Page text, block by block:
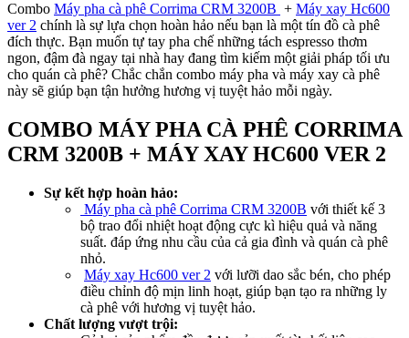
Combo Máy pha cà phê Corrima CRM 3200B + Máy xay Hc600
ver 2 chính là sự lựa chọn hoàn hảo nếu bạn là một tín đồ cà phê
đích thực. Bạn muốn tự tay pha chế những tách espresso thơm
ngon, đậm đà ngay tại nhà hay đang tìm kiếm một giải pháp tối ưu
cho quán cà phê? Chắc chắn combo máy pha và máy xay cà phê
này sẽ giúp bạn tận hưởng hương vị tuyệt hảo mỗi ngày.
COMBO MÁY PHA CÀ PHÊ CORRIMA
CRM 3200B + MÁY XAY HC600 VER 2
Sự kết hợp hoàn hảo:
Máy pha cà phê Corrima CRM 3200B với thiết kế 3
bộ trao đổi nhiệt hoạt động cực kì hiệu quả và năng
suất. đáp ứng nhu cầu của cả gia đình và quán cà phê
nhỏ.
Máy xay Hc600 ver 2 với lưỡi dao sắc bén, cho phép
điều chỉnh độ mịn linh hoạt, giúp bạn tạo ra những ly
cà phê với hương vị tuyệt hảo.
Chất lượng vượt trội: